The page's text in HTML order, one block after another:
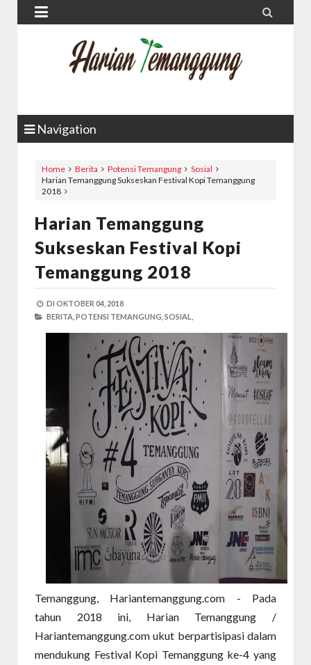
 
Navigation
Home Berita Potensi Temangung
Sosial
Harian Temanggung Sukseskan Festival Kopi Temanggung
2018
Harian Temanggung
Sukseskan Festival Kopi
Temanggung 2018
DI OKTOBER 04, 2018
BERITA, POTENSI TEMANGUNG, SOSIAL,
Temanggung, Hariantemanggung.com - Pada
tahun 2018 ini, Harian Temanggung /
Hariantemanggung.com ukut berpartisipasi dalam
mendukung Festival Kopi Temanggung ke-4 yang